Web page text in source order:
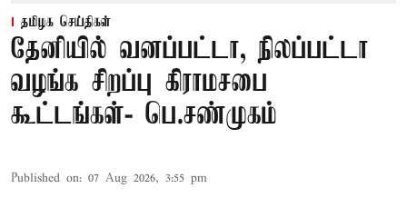
தமிழக செய்திகள்
தேனியில் வனப்பட்டா, நிலப்பட்டா
வழங்க சிறப்பு கிராமசபை
கூட்டங்கள்- பெ.சண்முகம்
Published on: 07 Aug 2026, 3:55 pm